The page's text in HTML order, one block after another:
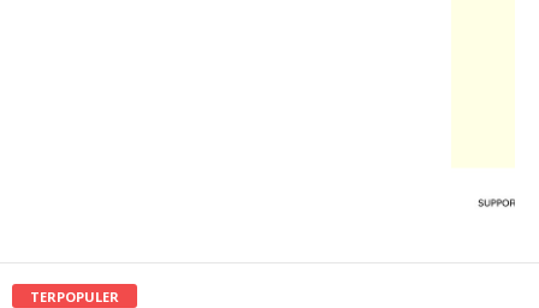
TERPOPULER